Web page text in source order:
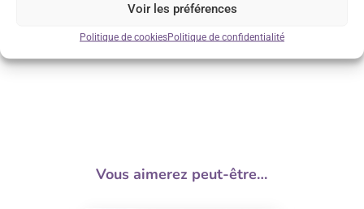
Voir les préférences
Politique de cookiesPolitique de confidentialité
Vous aimerez peut-être…